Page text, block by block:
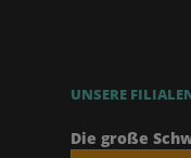
UNSERE
Die große